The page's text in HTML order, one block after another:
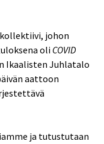
johon
oli COVID
Ikaalisten Juhlatalo
aattoon
ja tutustutaan